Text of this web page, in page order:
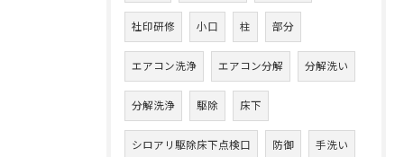
社印研修 小口 柱 部分
エアコン洗浄 エアコン分解 分解洗い
分解洗浄 駆除 床下
シロアリ駆除床下点検口 防御 手洗い